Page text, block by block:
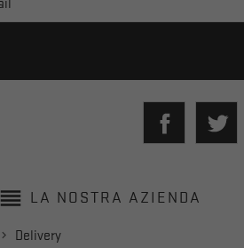
Facebook
reorder LA NOSTRA AZIENDA
Delivery